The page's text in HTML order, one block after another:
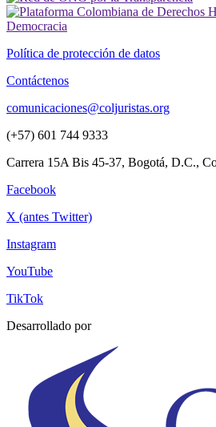
Política de protección de datos
Contáctenos
comunicaciones@coljuristas.org
(+57) 601 744 9333
Carrera 15A Bis 45-37, Bogotá, D.C.,
Facebook
X (antes Twitter)
Instagram
YouTube
TikTok
Desarrollado por